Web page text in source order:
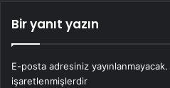
Bir yanıt yazın
E-posta adresiniz yayınlanmayacak.
işaretlenmişlerdir